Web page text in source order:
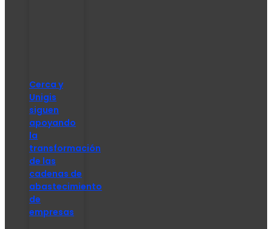
Cerca y
Unigis
siguen
apoyando
la
transformación
de las
cadenas de
abastecimiento
de
empresas